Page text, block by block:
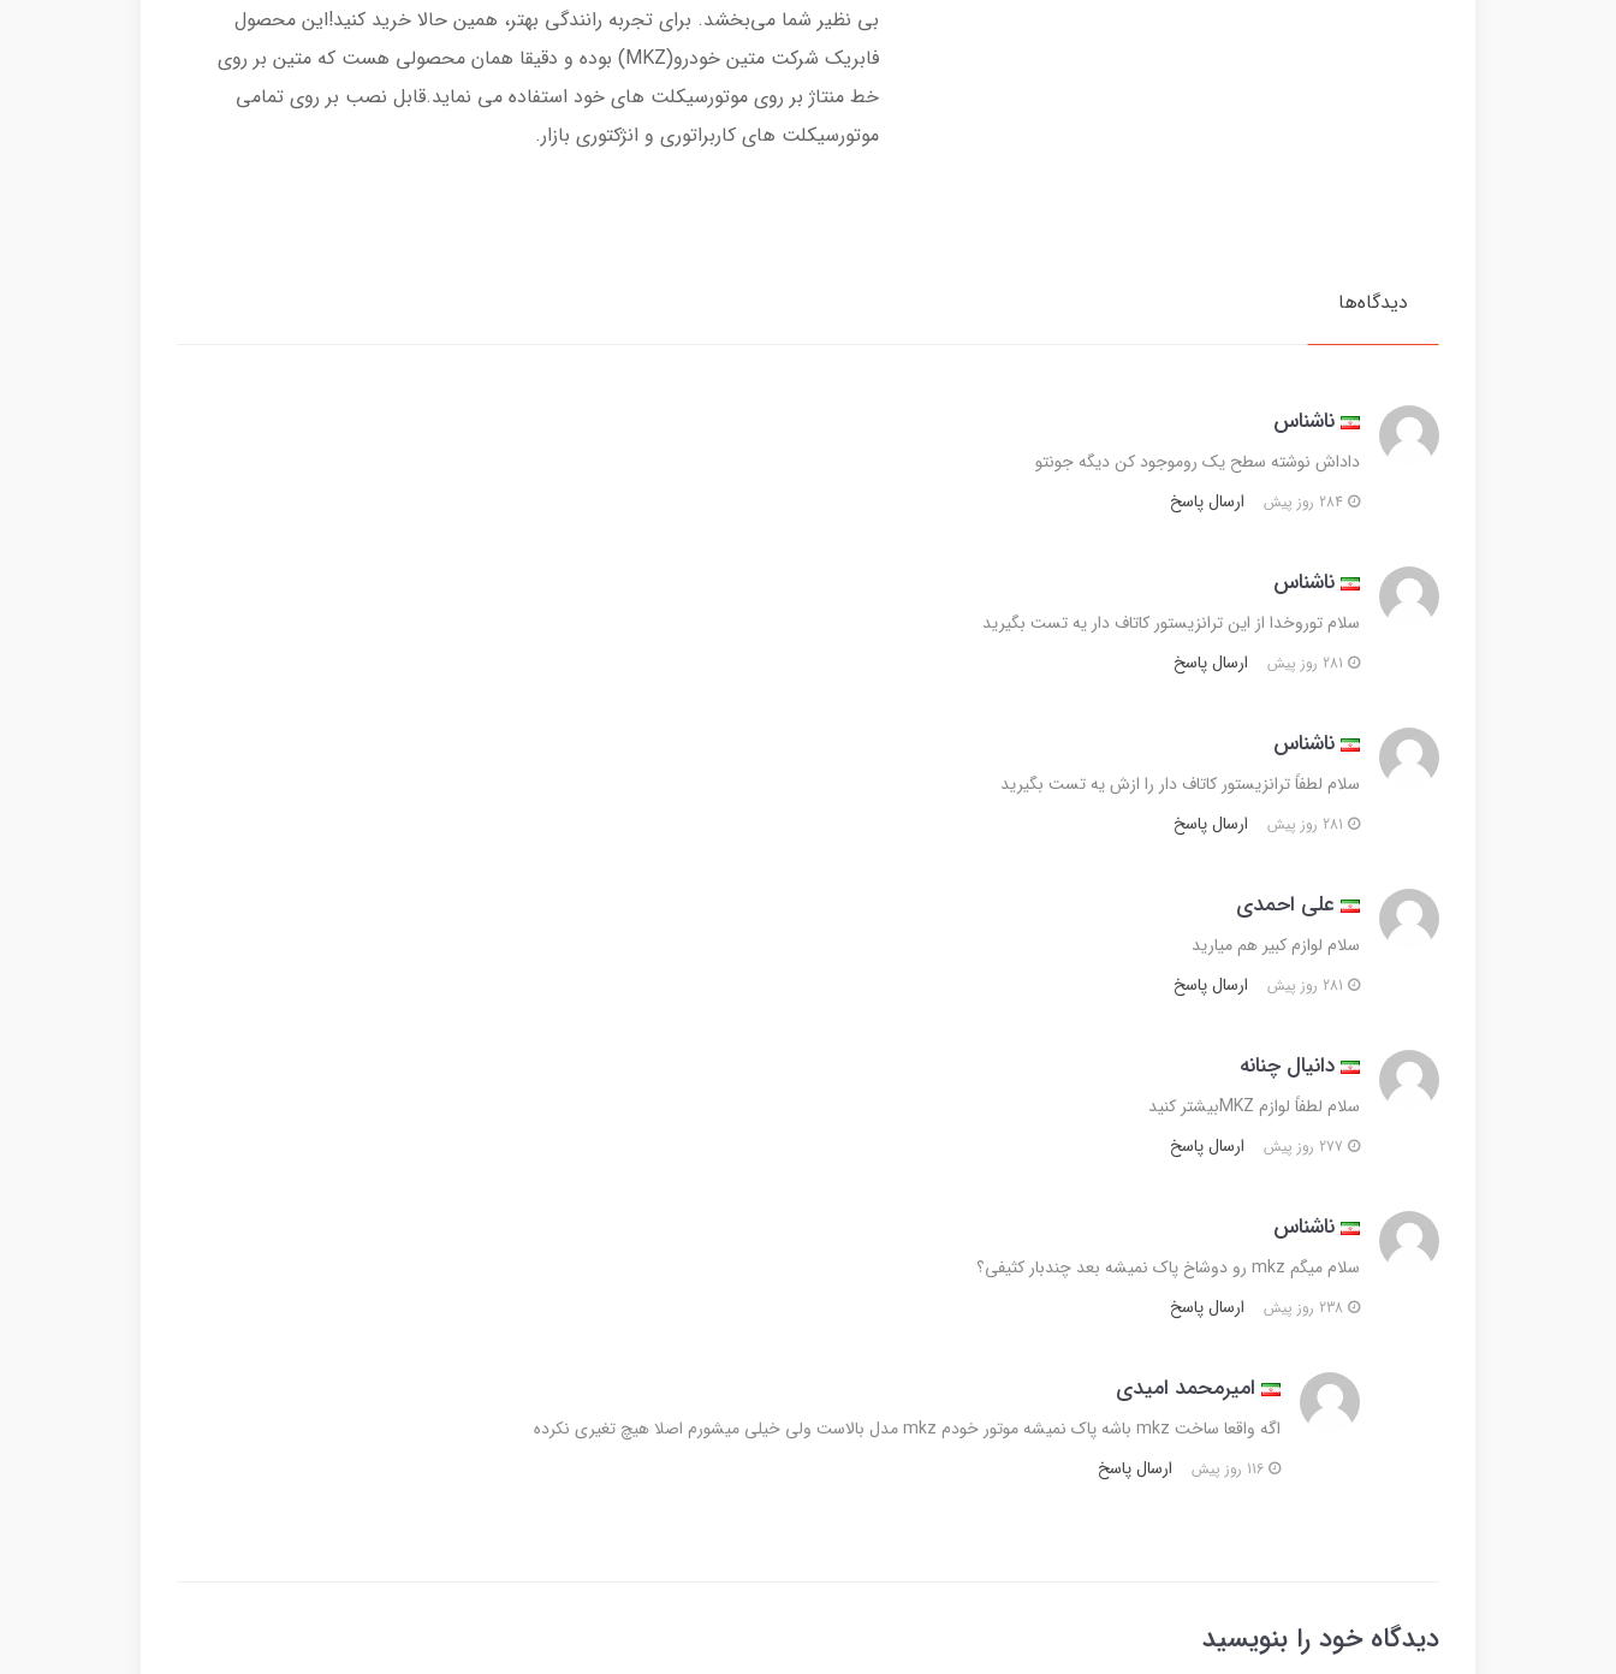
بی نظیر شما می‌بخشد. برای تجربه رانندگی بهتر، همین حالا خرید کنید!این محصول
فابریک شرکت متین خودرو(MKZ) بوده و دقیقا همان محصولی هست که متین بر روی
خط منتاژ بر روی موتورسیکلت های خود استفاده می نماید.قابل نصب بر روی تمامی
موتورسیکلت های کاربراتوری و انژکتوری بازار.
دیدگاه‌ها
ناشناس
داداش نوشته سطح یک روموجود کن دیگه جونتو
ارسال پاسخ
ناشناس
سلام توروخدا از این ترانزیستور کاتاف دار یه تست بگیرید
ارسال پاسخ
ناشناس
سلام لطفاً ترانزیستور کاتاف دار را ازش یه تست بگیرید
ارسال پاسخ
علی احمدی
سلام لوازم کبیر هم میارید
ارسال پاسخ
دانیال چنانه
سلام لطفاً لوازم MKZبیشتر کنید
ارسال پاسخ
ناشناس
سلام میگم mkz رو دوشاخ پاک نمیشه بعد چندبار کثیفی؟
ارسال پاسخ
امیر‌محمد امیدی
اگه واقعا ساخت mkz باشه پاک نمیشه موتور خودم mkz مدل بالاست ولی خیلی میشورم اصلا هیچ تغیری نکرده
ارسال پاسخ
دیدگاه خود را بنویسید